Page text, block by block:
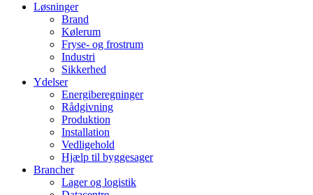
Løsninger
Brand
Kølerum
Fryse- og frostrum
Industri
Sikkerhed
Ydelser
Energiberegninger
Rådgivning
Produktion
Installation
Vedligehold
Hjælp til byggesager
Brancher
Lager og logistik